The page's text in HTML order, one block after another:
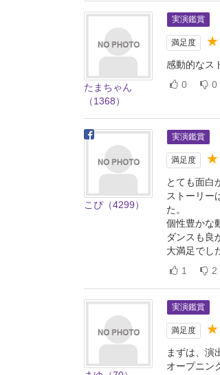
たまちゃん
（1368）
実演鑑賞
満足度
感動的なス
0 0
こぴ（4299）
実演鑑賞
満足度
とても面白
ストーリー
た。
個性豊かな
ダンスも良
大満足でし
1 2
実演鑑賞
満足度
まずは、演
オープニン